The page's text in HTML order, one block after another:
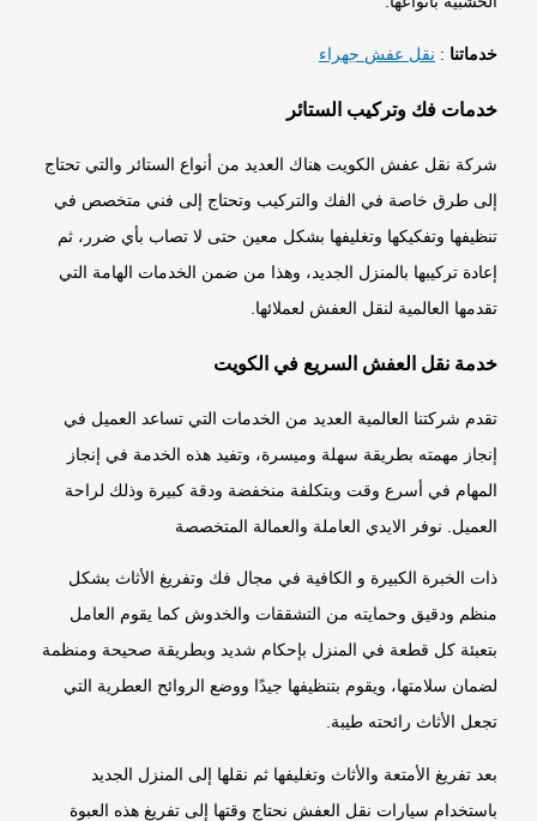
خدماتنا:نقل عفش جهراء
خدمات فك وتركيب الستائر
شركة نقل عفش الكويت هناك العديد من أنواع الستائر والتي تحتاج
إلى طرق خاصة في الفك والتركيب وتحتاج إلى فني متخصص في
تنظيفها وتفكيكها وتغليفها بشكل معين حتى لا تصاب بأي ضرر، ثم
إعادة تركيبها بالمنزل الجديد، وهذا من ضمن الخدمات الهامة التي
تقدمها العالمية لنقل العفش لعملائها.
خدمة نقل العفش السريع في الكويت
تقدم شركتنا العالمية العديد من الخدمات التي تساعد العميل في
إنجاز مهمته بطريقة سهلة وميسرة، وتفيد هذه الخدمة في إنجاز
المهام في أسرع وقت وبتكلفة منخفضة ودقة كبيرة وذلك لراحة
العميل. نوفر الايدي العاملة والعمالة المتخصصة
ذات الخبرة الكبيرة و الكافية في مجال فك وتفريغ الأثاث بشكل
منظم ودقيق وحمايته من التشققات والخدوش كما يقوم العامل
بتعبئة كل قطعة في المنزل بإحكام شديد وبطريقة صحيحة ومنظمة
لضمان سلامتها، ويقوم بتنظيفها جيدًا ووضع الروائح العطرية التي
تجعل الأثاث رائحته طيبة.
بعد تفريغ الأمتعة والأثاث وتغليفها ثم نقلها إلى المنزل الجديد
باستخدام سيارات نقل العفش نحتاج وقتها إلى تفريغ هذه العبوة